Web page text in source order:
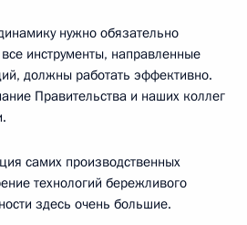
нужно обязательно
инструменты, направленные
должны работать эффективно.
Правительства и наших коллег
самих производственных
технологий бережливого
здесь очень большие.